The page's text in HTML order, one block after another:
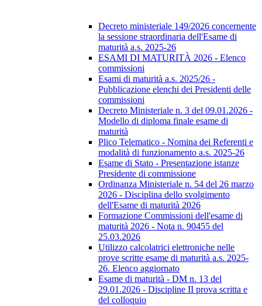
Decreto ministeriale 149/2026 concernente
la sessione straordinaria dell'Esame di
maturità a.s. 2025-26
ESAMI DI MATURITÀ 2026 - Elenco
commissioni
Esami di maturità a.s. 2025/26 -
Pubblicazione elenchi dei Presidenti delle
commissioni
Decreto Ministeriale n. 3 del 09.01.2026 -
Modello di diploma finale esame di
maturità
Plico Telematico - Nomina dei Referenti e
modalità di funzionamento a.s. 2025-26
Esame di Stato - Presentazione istanze
Presidente di commissione
Ordinanza Ministeriale n. 54 del 26 marzo
2026 - Disciplina dello svolgimento
dell'Esame di maturità 2026
Formazione Commissioni dell'esame di
maturità 2026 - Nota n. 90455 del
25.03.2026
Utilizzo calcolatrici elettroniche nelle
prove scritte esame di maturità a.s. 2025-
26. Elenco aggiornato
Esame di maturità - DM n. 13 del
29.01.2026 - Discipline II prova scritta e
del colloquio